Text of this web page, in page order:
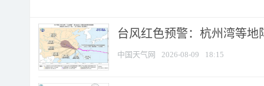
台风红色预警：杭州湾等地
中国天气网 2026-08-09 18:15